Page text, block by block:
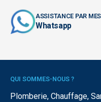
ASSISTANCE PAR
Whatsapp
QUI SOMMES-NOUS ?
Plomberie, Chauffage,